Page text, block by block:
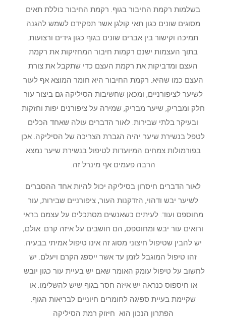
בשלמות רקמת החיבור בגוף. רקמת החיבור כוללת תאים
מסוגים שונים כגון תאי קולגן אשר תפקידם לשמש להגנה
תמיכה וקישור בין אברים שונים בגוף כגון גידים ורצועות.
בתוך העצמות ישנם רקמות חיבור המחזיקות את רקמת
העצם ומדביקות את רקמת העצם כדי שתקבל את צורת
העצם כמו שהיא. רקמת החיבור היא חומר המוצא אף לעור
לשיער לציפורניים, ומכאן שחשיבות הסיליקה גם ביצור עור
חלק ומבריק, שיער מבריק, שמירה על ציפורנים יפות וחזקות
ובעיקר בלתי שבירות. לאור הדברים עולה שאחד הכלים
לטפל בנשירת שיער יהיה הגברת הצריכה של הסיליקה. אכן
בפורמולות צמחים המיועדות לטיפול בנשירת שיער נמצא
הרבה פעמים אף מינרל זה.
לאור הדברים חיסרון בסיליקה יכול להיות אחד ההסברים
לשיער יבש ודהוי, הזדקנות העור, ציפורניים שבירות, עור
מחוספס ועוד. לעיתים כשאנשים מסתכלים על עצמם בראי
ורואים עור יבש ומחוספס, הם חושבים על איזה קרם. אולם,
יש להבין שטיפול חיצוני מסוג זה אינו טיפול אמיתי בבעיה.
זהו טיפול המוגבל לזמן עד אשר ייספג הקרם ויעלם. יש
לחשוב על טיפול עומק האומר שאם יש בעיית עור כגון יובש
או חיספוס כנראה יש איזה חסר בגוף שיש להשלימו. או
שקיימת בעיית ספיגה לחומרים חיוניים לבריאות הגוף.
הפתרון הנכון הוא חיזוק רמת הסיליקה